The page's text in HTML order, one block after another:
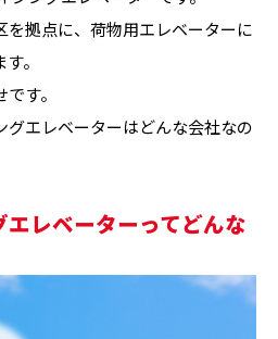
拠点に、荷物用エレベーターに
。
す。
グエレベーターはどんな会社なの
レベーターってどんな